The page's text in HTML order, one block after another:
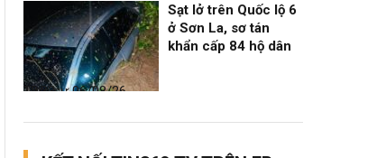
Thời sự
06/08/26, 12:33
Sạt lở trên Quốc lộ 6
ở Sơn La, sơ tán
khẩn cấp 84 hộ dân